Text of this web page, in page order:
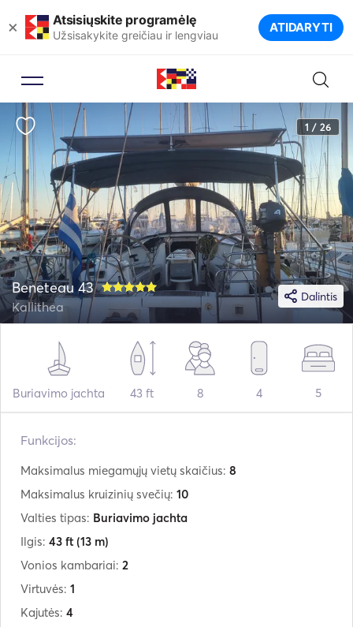
× Atsisiųskite programėlę
Užsisakykite greičiau ir lengviau ATIDARYTI
1 / 26
Dalintis
Beneteau 43
Kallithea
Buriavimo jachta 43 ft 8 4 5
Funkcijos:
Maksimalus miegamųjų vietų skaičius: 8
Maksimalus kruizinių svečių: 10
Valties tipas: Buriavimo jachta
Ilgis: 43 ft (13 m)
Vonios kambariai: 2
Virtuvės: 1
Kajutės: 4